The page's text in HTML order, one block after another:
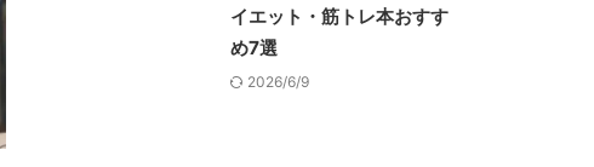
イエット・筋トレ本おすす
め7選
2026/6/9